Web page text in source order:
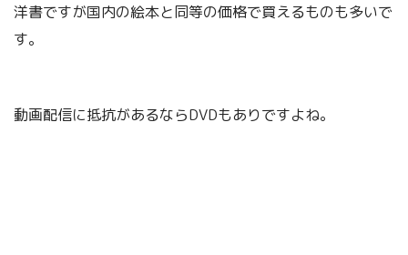
洋書ですが国内の絵本と同等の価格で買えるものも多いで
す。
動画配信に抵抗があるならDVDもありですよね。